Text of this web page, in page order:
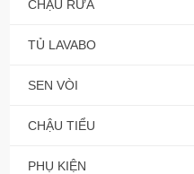
CHẬU RỬA
TỦ LAVABO
SEN VÒI
CHẬU TIỂU
PHỤ KIỆN